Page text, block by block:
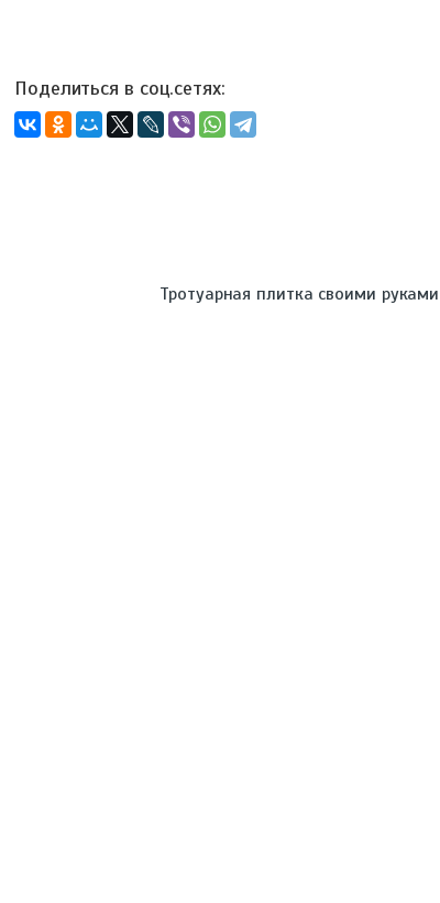
Тротуарная плитка своими руками